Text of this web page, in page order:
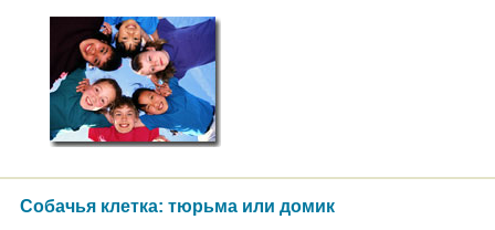
Собачья клетка: тюрьма или домик